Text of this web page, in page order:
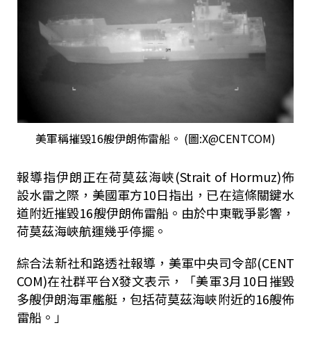
美軍稱摧毀16艘伊朗佈雷船。 (圖:X@CENTCOM)
報導指伊朗正在荷莫茲海峽(Strait of Hormuz)佈
設水雷之際，美國軍方10日指出，已在這條關鍵水
道附近摧毀16艘伊朗佈雷船。由於中東戰爭影響，
荷莫茲海峽航運幾乎停擺。
綜合法新社和路透社報導，美軍中央司令部(CENT
COM)在社群平台X發文表示，「美軍3月10日摧毀
多艘伊朗海軍艦艇，包括荷莫茲海峽附近的16艘佈
雷船。」